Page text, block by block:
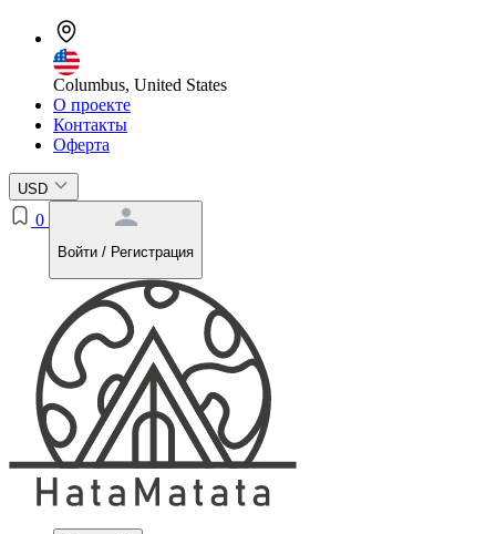
Columbus, United States
О проекте
Контакты
Оферта
USD
0
Войти / Регистрация